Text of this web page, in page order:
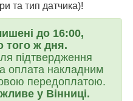
та тип датчика)!
до 16:00,
того ж дня.
підтвердження
оплата накладним
передоплатою.
у Вінниці.